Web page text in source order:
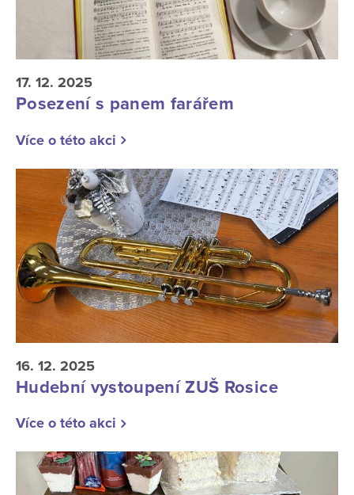
17. 12. 2025
Posezení s panem farářem
Více o této akci
16. 12. 2025
Hudební vystoupení ZUŠ Rosice
Více o této akci